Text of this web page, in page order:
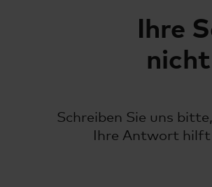
Ihre
Schreiben Sie uns
Ihre Antwort hilft